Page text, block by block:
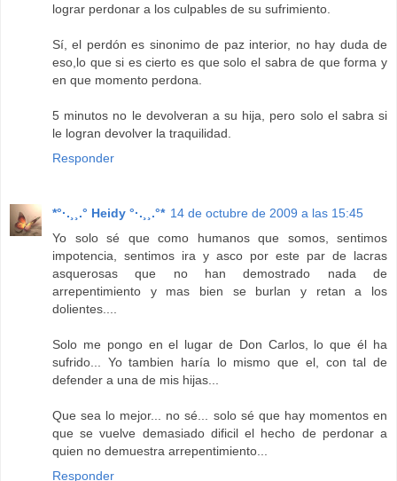
lograr perdonar a los culpables de su sufrimiento.
Sí, el perdón es sinonimo de paz interior, no hay duda de
eso,lo que si es cierto es que solo el sabra de que forma y
en que momento perdona.
5 minutos no le devolveran a su hija, pero solo el sabra si
le logran devolver la traquilidad.
Responder
*°·.¸¸.° Heidy °·.¸¸.°* 14 de octubre de 2009 a las 15:45
Yo solo sé que como humanos que somos, sentimos
impotencia, sentimos ira y asco por este par de lacras
asquerosas que no han demostrado nada de
arrepentimiento y mas bien se burlan y retan a los
dolientes....
Solo me pongo en el lugar de Don Carlos, lo que él ha
sufrido... Yo tambien haría lo mismo que el, con tal de
defender a una de mis hijas...
Que sea lo mejor... no sé... solo sé que hay momentos en
que se vuelve demasiado dificil el hecho de perdonar a
quien no demuestra arrepentimiento...
Responder